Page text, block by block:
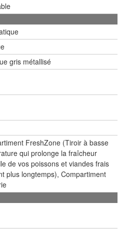
gris métallisé
FreshZone (Tiroir à basse
qui prolonge la fraîcheur
de vos poissons et viandes frais
plus longtemps), Compartiment